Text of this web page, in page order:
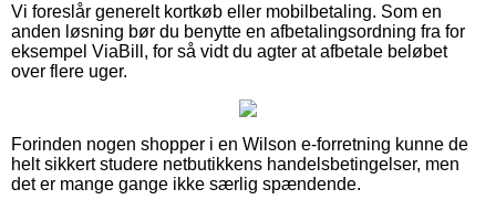
Vi foreslår generelt kortkøb eller mobilbetaling. Som en
anden løsning bør du benytte en afbetalingsordning fra for
eksempel ViaBill, for så vidt du agter at afbetale beløbet
over flere uger.
Forinden nogen shopper i en Wilson e-forretning kunne de
helt sikkert studere netbutikkens handelsbetingelser, men
det er mange gange ikke særlig spændende.